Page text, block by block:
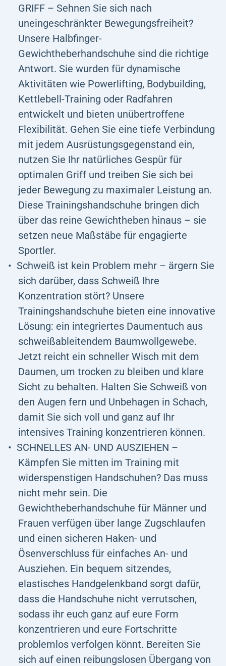
GRIFF – Sehnen Sie sich nach
uneingeschränkter Bewegungsfreiheit?
Unsere Halbfinger-
Gewichtheberhandschuhe sind die richtige
Antwort. Sie wurden für dynamische
Aktivitäten wie Powerlifting, Bodybuilding,
Kettlebell-Training oder Radfahren
entwickelt und bieten unübertroffene
Flexibilität. Gehen Sie eine tiefe Verbindung
mit jedem Ausrüstungsgegenstand ein,
nutzen Sie Ihr natürliches Gespür für
optimalen Griff und treiben Sie sich bei
jeder Bewegung zu maximaler Leistung an.
Diese Trainingshandschuhe bringen dich
über das reine Gewichtheben hinaus – sie
setzen neue Maßstäbe für engagierte
Sportler.
Schweiß ist kein Problem mehr – ärgern Sie
sich darüber, dass Schweiß Ihre
Konzentration stört? Unsere
Trainingshandschuhe bieten eine innovative
Lösung: ein integriertes Daumentuch aus
schweißableitendem Baumwollgewebe.
Jetzt reicht ein schneller Wisch mit dem
Daumen, um trocken zu bleiben und klare
Sicht zu behalten. Halten Sie Schweiß von
den Augen fern und Unbehagen in Schach,
damit Sie sich voll und ganz auf Ihr
intensives Training konzentrieren können.
SCHNELLES AN- UND AUSZIEHEN –
Kämpfen Sie mitten im Training mit
widerspenstigen Handschuhen? Das muss
nicht mehr sein. Die
Gewichtheberhandschuhe für Männer und
Frauen verfügen über lange Zugschlaufen
und einen sicheren Haken- und
Ösenverschluss für einfaches An- und
Ausziehen. Ein bequem sitzendes,
elastisches Handgelenkband sorgt dafür,
dass die Handschuhe nicht verrutschen,
sodass ihr euch ganz auf eure Form
konzentrieren und eure Fortschritte
problemlos verfolgen könnt. Bereiten Sie
sich auf einen reibungslosen Übergang von